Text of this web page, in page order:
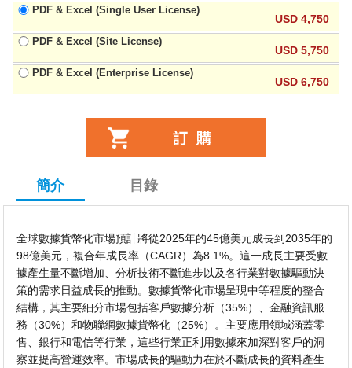
PDF & Excel (Single User License)
USD 4,750
PDF & Excel (Site License)
USD 5,750
PDF & Excel (Enterprise License)
USD 6,750
簡介 目錄
全球數據貨幣化市場預計將從2025年的45億美元成長到2035年的
98億美元，複合年成長率（CAGR）為8.1%。這一成長主要受數
據產生量不斷增加、分析技術不斷進步以及各行業對數據驅動決
策的需求日益成長的推動。數據貨幣化市場呈現中等程度的整合
結構，其主要細分市場包括客戶數據分析（35%）、金融資訊服
務（30%）和物聯網數據貨幣化（25%）。主要應用領域涵蓋零
售、銀行和電信等行業，這些行業正利用數據來加深對客戶的洞
察並提高營運效率。市場成長的驅動力在於不斷成長的資料產生